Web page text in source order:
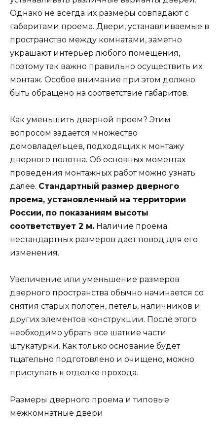
Однако не всегда их размеры совпадают с
габаритами проема. Двери, устанавливаемые в
пространство между комнатами, заметно
украшают интерьер любого помещения,
поэтому так важно правильно осуществить их
монтаж. Особое внимание при этом должно
быть обращено на соответствие габаритов.
Как уменьшить дверной проем? Этим
вопросом задается множество
домовладельцев, подходящих к монтажу
дверного полотна. Об основных моментах
проведения монтажных работ можно узнать
далее. Стандартный размер дверного
проема, установленный на территории
России, по показаниям высоты
соответствует 2 м. Наличие проема
нестандартных размеров дает повод для его
изменения.
Увеличение или уменьшение размеров
дверного пространства обычно начинается со
снятия старых полотен, петель, наличников и
других элементов конструкции. После этого
необходимо убрать все шаткие части
штукатурки. Как только основание будет
тщательно подготовлено и очищено, можно
приступать к отделке прохода.
Размеры дверного проема и типовые
межкомнатные двери